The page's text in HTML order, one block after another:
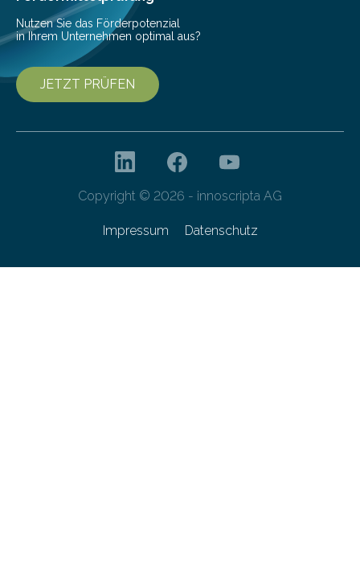
Nutzen Sie das Förderpotenzial
in Ihrem Unternehmen optimal aus?
JETZT PRÜFEN
Copyright © 2026 - innoscripta AG
Impressum Datenschutz